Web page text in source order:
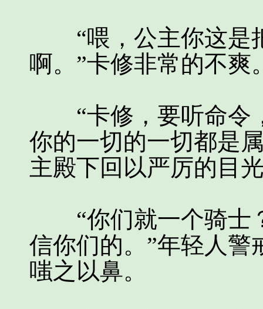
“喂，公主你这是
啊。”卡修非常的不爽
“卡修，要听命令
你的一切的一切都是
主殿下回以严厉的目
“你们就一个骑士
信你们的。”年轻人
嗤之以鼻。